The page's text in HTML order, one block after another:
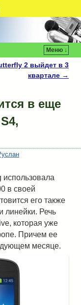
Меню ↓
2 выйдет в 3
квартале →
в еще
использовала
в своей
его также
линейки. Речь
которая уже
Причем ее
месяце.